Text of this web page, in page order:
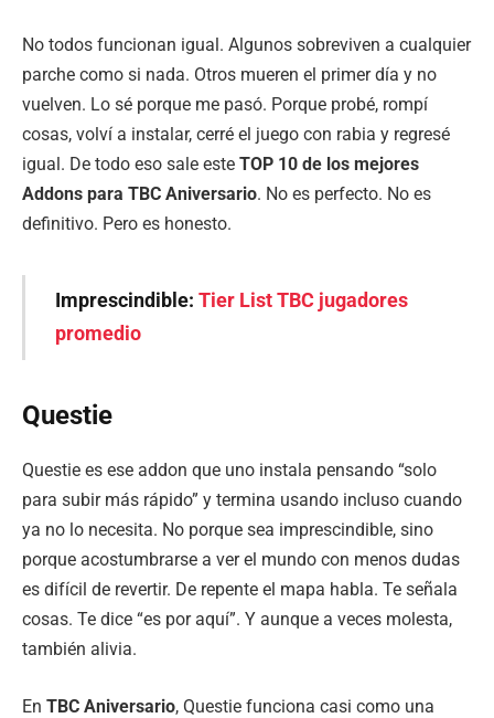
No todos funcionan igual. Algunos sobreviven a cualquier
parche como si nada. Otros mueren el primer día y no
vuelven. Lo sé porque me pasó. Porque probé, rompí
cosas, volví a instalar, cerré el juego con rabia y regresé
igual. De todo eso sale este TOP 10 de los mejores
Addons para TBC Aniversario. No es perfecto. No es
definitivo. Pero es honesto.
Imprescindible: Tier List TBC jugadores
promedio
Questie
Questie es ese addon que uno instala pensando “solo
para subir más rápido” y termina usando incluso cuando
ya no lo necesita. No porque sea imprescindible, sino
porque acostumbrarse a ver el mundo con menos dudas
es difícil de revertir. De repente el mapa habla. Te señala
cosas. Te dice “es por aquí”. Y aunque a veces molesta,
también alivia.
En TBC Aniversario, Questie funciona casi como una